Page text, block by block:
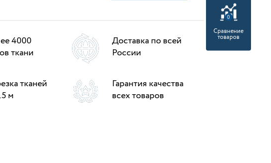
4000
ткани
Доставка по всей
России
тканей
м
Гарантия качества
всех товаров
0
Сравнение
товаров